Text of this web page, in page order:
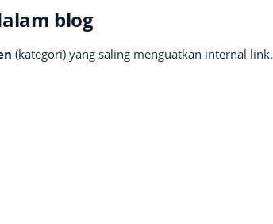
blog
(kategori) yang saling menguatkan internal link.